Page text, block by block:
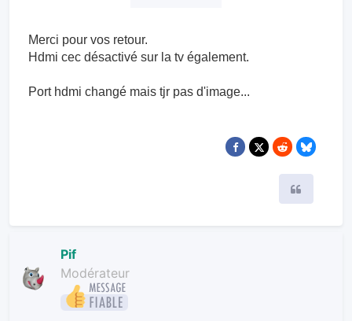
Merci pour vos retour.
Hdmi cec désactivé sur la tv également.
Port hdmi changé mais tjr pas d'image...
Pif
Modérateur